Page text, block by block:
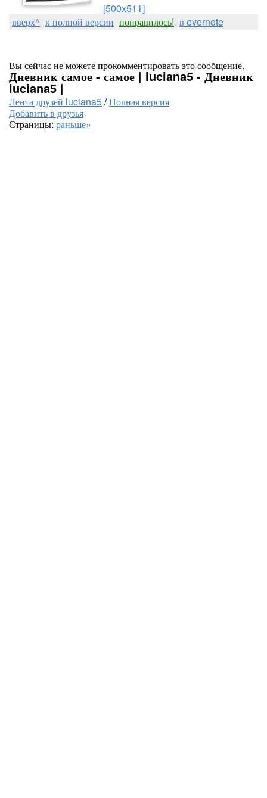
[500x511]
вверх^ к полной версии понравилось! в evernote
Вы сейчас не можете прокомментировать это сообщение.
Дневник самое - самое | luciana5 - Дневник
luciana5 |
Лента друзей luciana5/Полная версия
Добавить в друзья
Страницы: раньше»